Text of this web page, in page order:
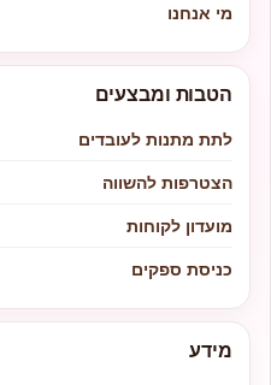
מי אנחנו
הטבות ומבצעים
לתת מתנות לעובדים
הצטרפות להשווה
מועדון לקוחות
כניסת ספקים
מידע